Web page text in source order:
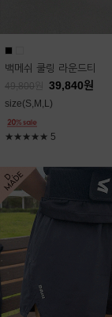
백메쉬 쿨링 라운드티
49,800 39,840원
size(S,M,L)
★★★★★ 5